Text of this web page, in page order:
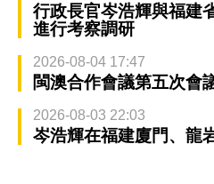
行政長官岑浩輝與福建
進行考察調研
2026-08-04 17:47
閩澳合作會議第五次會
2026-08-03 22:03
岑浩輝在福建廈門、龍